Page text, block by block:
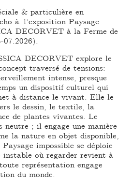
& particulière en
à l’exposition Paysage
DECORVET à la Ferme de
07.2026).
DECORVET explore le
traversé de tensions:
intense, presque
un dispositif culturel qui
à distance le vivant. Elle le
le dessin, le textile, la
de plantes vivantes. Le
neutre ; il engage une manière
la nature en objet disponible,
impossible se déploie
où regarder revient à
représentation engage
du monde.